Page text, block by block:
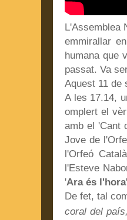
L'Assemblea
emmirallar
humana que
passat. Va
Aquest 11 de
A les 17.14,
omplert el
amb el 'Cant
Jove de
l'Orfeó
l'Esteve
'Ara és l'hora
De fet, tal
coral del